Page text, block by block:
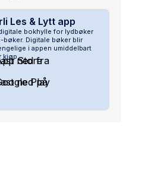
Les & Lytt app
bokhylle for lydbøker
bøker. Digitale bøker blir
i appen umiddelbart
kjøp.